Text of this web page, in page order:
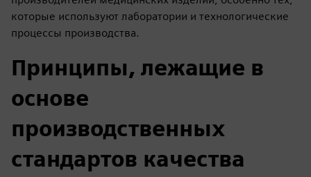
которые используют лаборатории и технологические
процессы производства.
Принципы, лежащие в
основе
производственных
стандартов качества